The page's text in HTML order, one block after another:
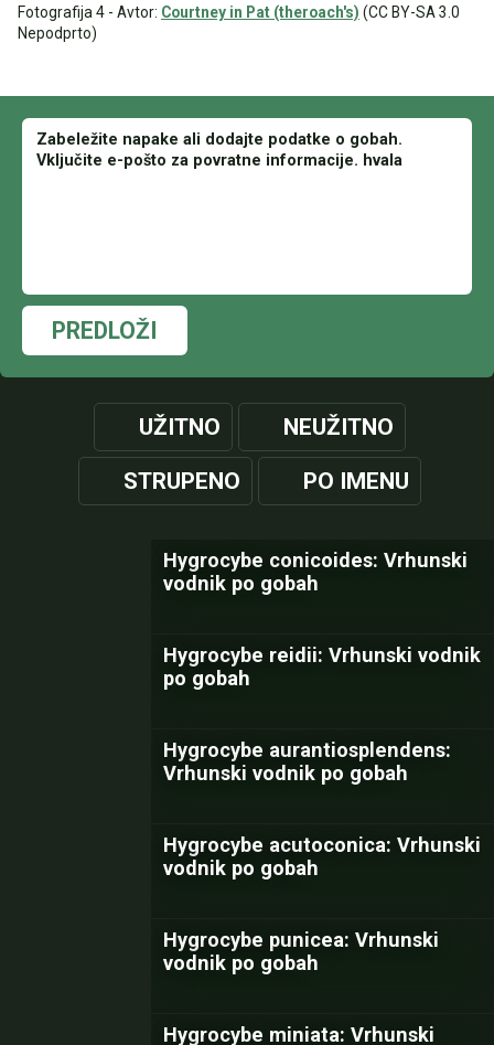
Fotografija 4 - Avtor: Courtney in Pat (theroach's) (CC BY-SA 3.0
Nepodprto)
PREDLOŽI
UŽITNO NEUŽITNO
STRUPENO PO IMENU
Hygrocybe conicoides: Vrhunski
vodnik po gobah
Hygrocybe reidii: Vrhunski vodnik
po gobah
Hygrocybe aurantiosplendens:
Vrhunski vodnik po gobah
Hygrocybe acutoconica: Vrhunski
vodnik po gobah
Hygrocybe punicea: Vrhunski
vodnik po gobah
Hygrocybe miniata: Vrhunski